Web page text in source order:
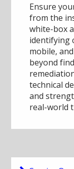
Ensure
from the
white-box
identifying
mobile,
beyond
technical
and
real-world